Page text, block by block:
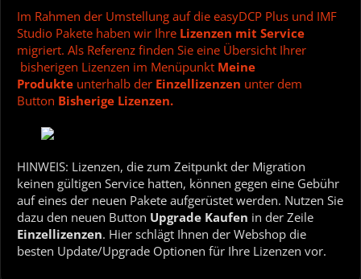
Im Rahmen der Umstellung auf die easyDCP Plus und IMF
Studio Pakete haben wir Ihre Lizenzen mit Service
migriert. Als Referenz finden Sie eine Übersicht Ihrer
bisherigen Lizenzen im Menüpunkt Meine
Produkte unterhalb der Einzellizenzen unter dem
Button Bisherige Lizenzen.
HINWEIS: Lizenzen, die zum Zeitpunkt der Migration
keinen gültigen Service hatten, können gegen eine Gebühr
auf eines der neuen Pakete aufgerüstet werden. Nutzen Sie
dazu den neuen Button Upgrade Kaufen in der Zeile
Einzellizenzen. Hier schlägt Ihnen der Webshop die
besten Update/Upgrade Optionen für Ihre Lizenzen vor.